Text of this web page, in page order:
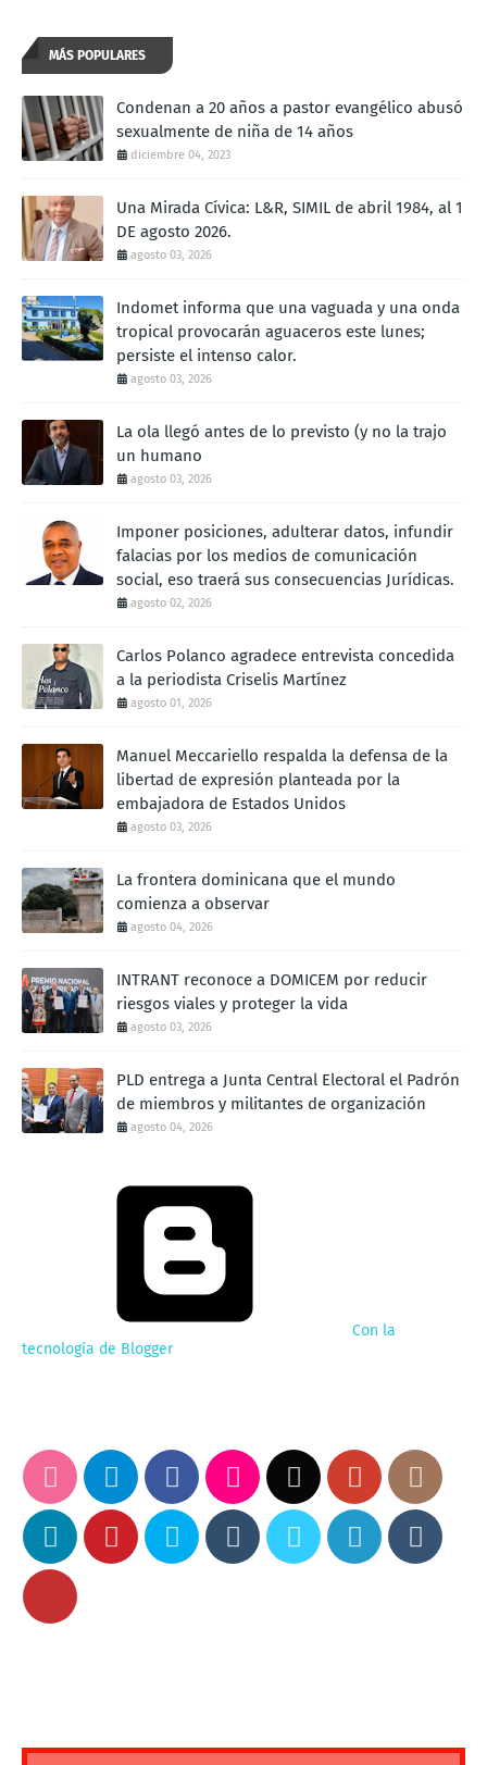
MÁS POPULARES
Condenan a 20 años a pastor evangélico abusó
sexualmente de niña de 14 años
diciembre 04, 2023
Una Mirada Cívica: L&R, SIMIL de abril 1984, al 1
DE agosto 2026.
agosto 03, 2026
Indomet informa que una vaguada y una onda
tropical provocarán aguaceros este lunes;
persiste el intenso calor.
agosto 03, 2026
La ola llegó antes de lo previsto (y no la trajo
un humano
agosto 03, 2026
Imponer posiciones, adulterar datos, infundir
falacias por los medios de comunicación
social, eso traerá sus consecuencias Jurídicas.
agosto 02, 2026
Carlos Polanco agradece entrevista concedida
a la periodista Criselis Martínez
agosto 01, 2026
Manuel Meccariello respalda la defensa de la
libertad de expresión planteada por la
embajadora de Estados Unidos
agosto 03, 2026
La frontera dominicana que el mundo
comienza a observar
agosto 04, 2026
INTRANT reconoce a DOMICEM por reducir
riesgos viales y proteger la vida
agosto 03, 2026
PLD entrega a Junta Central Electoral el Padrón
de miembros y militantes de organización
agosto 04, 2026
Con la
tecnología de Blogger